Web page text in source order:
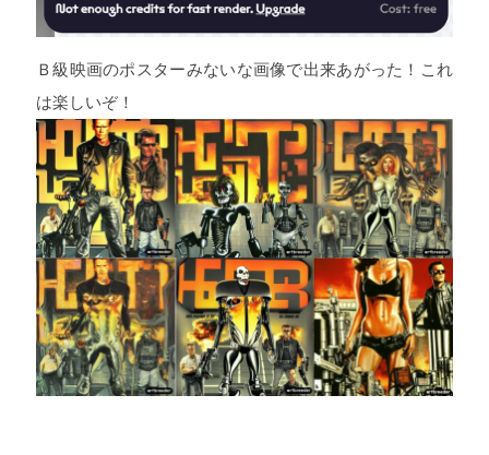
Ｂ級映画のポスターみないな画像で出来あがった！これ
は楽しいぞ！